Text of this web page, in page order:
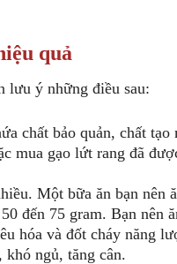
quả
lưu ý những điều sau:
chất bảo quản, chất tạo
mua gạo lứt rang đã
Một bữa ăn bạn nên
đến 75 gram. Bạn nên
hóa và đốt cháy năng
ngủ, tăng cân.